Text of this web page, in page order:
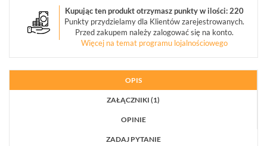
URZĄDZENIA
MAGAZYNUJĄCE
(3)
(7)
Kupując ten produkt otrzymasz punkty w ilości: 220
Punkty przydzielamy dla Klientów zarejestrowanych.
Przed zakupem należy zalogować się na konto.
Więcej na temat programu lojalnościowego
OPIS
ZAŁĄCZNIKI (1)
OPINIE
ZADAJ PYTANIE